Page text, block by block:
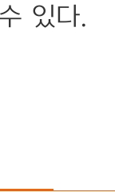
있다.